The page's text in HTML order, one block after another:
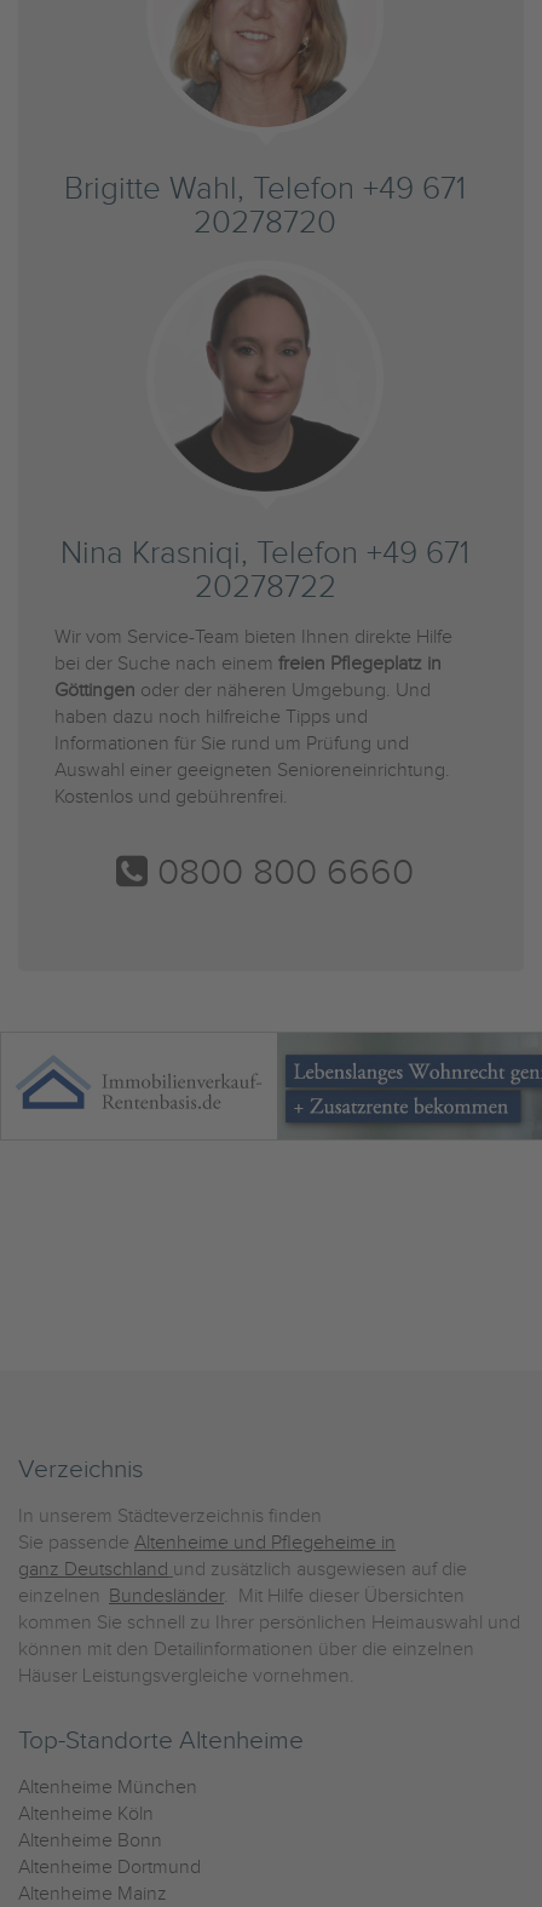
Brigitte Wahl, Telefon +49 671
20278720
Nina Krasniqi, Telefon +49 671
20278722
Wir vom Service-Team bieten Ihnen direkte Hilfe
bei der Suche nach einem freien Pflegeplatz in
Göttingen oder der näheren Umgebung. Und
haben dazu noch hilfreiche Tipps und
Informationen für Sie rund um Prüfung und
Auswahl einer geeigneten Senioreneinrichtung.
Kostenlos und gebührenfrei.
0800 800 6660
Verzeichnis
In unserem Städteverzeichnis finden
Sie passende Altenheime und Pflegeheime in
ganz Deutschland und zusätzlich ausgewiesen auf die
einzelnen Bundesländer. Mit Hilfe dieser Übersichten
kommen Sie schnell zu Ihrer persönlichen Heimauswahl und
können mit den Detailinformationen über die einzelnen
Häuser Leistungsvergleiche vornehmen.
Top-Standorte Altenheime
Altenheime München
Altenheime Köln
Altenheime Bonn
Altenheime Dortmund
Altenheime Mainz